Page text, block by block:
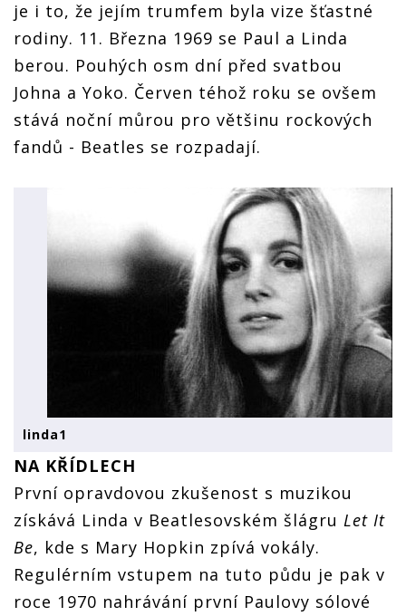
je i to, že jejím trumfem byla vize šťastné
rodiny. 11. Března 1969 se Paul a Linda
berou. Pouhých osm dní před svatbou
Johna a Yoko. Červen téhož roku se ovšem
stává noční můrou pro většinu rockových
fandů - Beatles se rozpadají.
linda1
NA KŘÍDLECH
První opravdovou zkušenost s muzikou
získává Linda v Beatlesovském šlágru Let It
Be, kde s Mary Hopkin zpívá vokály.
Regulérním vstupem na tuto půdu je pak v
roce 1970 nahrávání první Paulovy sólové